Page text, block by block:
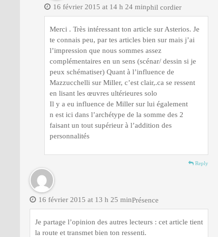
phil cordier
16 février 2015 at 14 h 24 min
Merci . Très intéressant ton article sur Asterios. Je
te connais peu, par tes articles bien sur mais j’ai
l’impression que nous sommes assez
complémentaires en un sens (scénar/ dessin si je
peux schématiser) Quant à l’influence de
Mazzucchelli sur Miller, c’est clair,.ca se ressent
en lisant les œuvres ultérieures solo
Il y a eu influence de Miller sur lui également
n est ici dans l’archétype de la somme des 2
faisant un tout supérieur à l’addition des
personnalités
Reply
Présence
16 février 2015 at 13 h 25 min
Je partage l’opinion des autres lecteurs : cet article tient
la route et transmet bien ton ressenti.